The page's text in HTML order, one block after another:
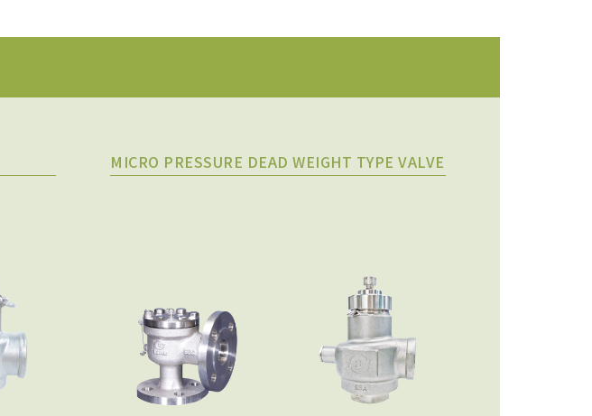
MICRO PRESSURE DEAD WEIGHT TYPE VALVE